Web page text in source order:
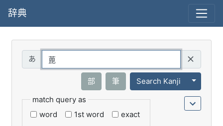
辞典
部 筆 Search Kanji
Toggle
match query as
word
1st word exact